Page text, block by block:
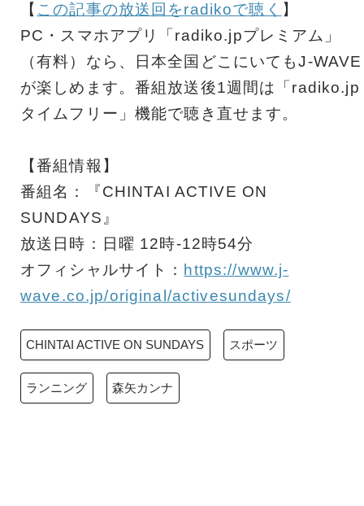
【 この記事の放送回をradikoで聴く 】
PC・スマホアプリ「radiko.jpプレミアム」
（有料）なら、日本全国どこにいてもJ-WAVE
が楽しめます。番組放送後1週間は「radiko.jp
タイムフリー」機能で聴き直せます。
【番組情報】
番組名：『CHINTAI ACTIVE ON
SUNDAYS』
放送日時：日曜 12時-12時54分
オフィシャルサイト： https://www.j-
wave.co.jp/original/activesundays/
CHINTAI ACTIVE ON SUNDAYS スポーツ
ランニング 森矢カンナ